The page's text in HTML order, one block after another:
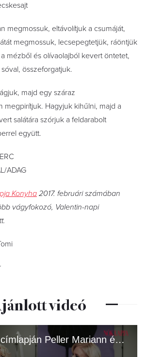
megmossuk, eltávolítjuk a csumáját,
megmossuk, lecsepegtetjük, ráöntjük
mézből és olívaolajból kevert öntetet,
összeforgatjuk.
majd egy száraz
megpirítjuk. Hagyjuk kihűlni, majd a
salátára szórjuk a feldarabolt
együtt.
ADAG
Konyha 2017. februári számában
vágyfokozó, Valentin-napi
videó
A Nők lapja címlapján Peller Mariann és Anna!